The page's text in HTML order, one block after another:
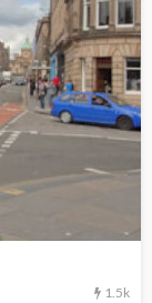
1.5k